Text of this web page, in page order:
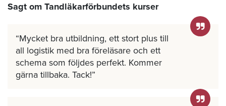
Sagt om Tandläkarförbundets kurser
Mycket bra utbildning, ett stort plus till
all logistik med bra föreläsare och ett
schema som följdes perfekt. Kommer
gärna tillbaka. Tack!